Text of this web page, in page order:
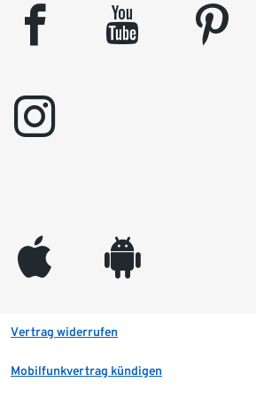
facebook youtube pinterest
instagram
appleinc android
Vertrag widerrufen
Mobilfunkvertrag kündigen